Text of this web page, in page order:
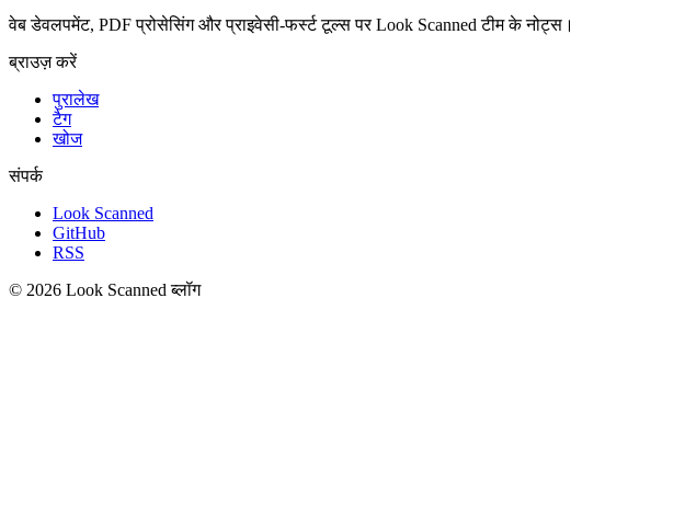
वेब डेवलपमेंट, PDF प्रोसेसिंग और प्राइवेसी-फर्स्ट टूल्स पर Look Scanned टीम के नोट्स।
ब्राउज़ करें
पुरालेख
टैग
खोज
संपर्क
Look Scanned
GitHub
RSS
© 2026 Look Scanned ब्लॉग